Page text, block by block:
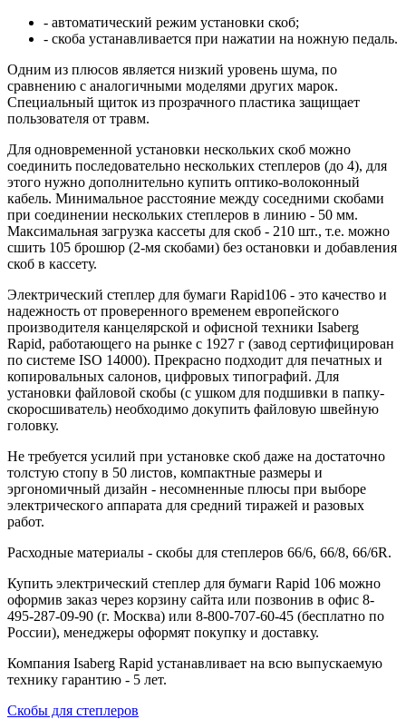
- автоматический режим установки скоб;
- скоба устанавливается при нажатии на ножную педаль.
Одним из плюсов является низкий уровень шума, по
сравнению с аналогичными моделями других марок.
Специальный щиток из прозрачного пластика защищает
пользователя от травм.
Для одновременной установки нескольких скоб можно
соединить последовательно нескольких степлеров (до 4), для
этого нужно дополнительно купить оптико-волоконный
кабель. Минимальное расстояние между соседними скобами
при соединении нескольких степлеров в линию - 50 мм.
Максимальная загрузка кассеты для скоб - 210 шт., т.е. можно
сшить 105 брошюр (2-мя скобами) без остановки и добавления
скоб в кассету.
Электрический степлер для бумаги Rapid106 - это качество и
надежность от проверенного временем европейского
производителя канцелярской и офисной техники Isaberg
Rapid, работающего на рынке с 1927 г (завод сертифицирован
по системе ISO 14000). Прекрасно подходит для печатных и
копировальных салонов, цифровых типографий. Для
установки файловой скобы (с ушком для подшивки в папку-
скоросшиватель) необходимо докупить файловую швейную
головку.
Не требуется усилий при установке скоб даже на достаточно
толстую стопу в 50 листов, компактные размеры и
эргономичный дизайн - несомненные плюсы при выборе
электрического аппарата для средний тиражей и разовых
работ.
Расходные материалы - скобы для степлеров 66/6, 66/8, 66/6R.
Купить электрический степлер для бумаги Rapid 106 можно
оформив заказ через корзину сайта или позвонив в офис 8-
495-287-09-90 (г. Москва) или 8-800-707-60-45 (бесплатно по
России), менеджеры оформят покупку и доставку.
Компания Isaberg Rapid устанавливает на всю выпускаемую
технику гарантию - 5 лет.
Скобы для степлеров